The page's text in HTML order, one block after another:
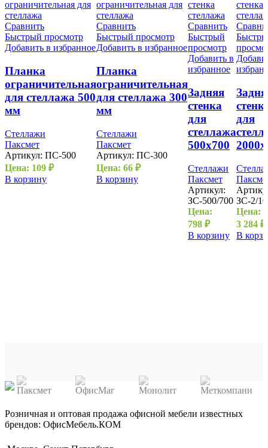
Сравнить
Быстрый просмотр
Добавить в избранное
Планка
ограничительная
для стеллажа 500
мм
Стеллажи
Паксмет
Артикул: ПС-500
Цена: 109 ₽
В корзину
Сравнить
Быстрый просмотр
Добавить в избранное
Планка
ограничительная
для стеллажа 300
мм
Стеллажи
Паксмет
Артикул: ПС-300
Цена: 66 ₽
В корзину
Сравнить
Быстрый
просмотр
Добавить в
избранное
Задняя
стенка
для
стеллажа
500х700
Стеллажи
Паксмет
Артикул:
ЗС-500/700
Цена:
798 ₽
В корзину
для
ЗС-2/
Цена:
3 284 ₽
В
Розничная и оптовая продажа офисной мебели известных
брендов: ОфисМебель.КОМ